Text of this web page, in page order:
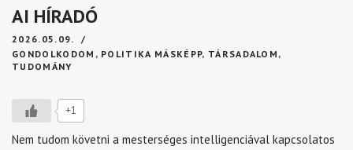
AI HÍRADÓ
2026.05.09.
GONDOLKODOM , POLITIKA MÁSKÉPP, TÁRSADALOM ,
TUDOMÁNY
+1
Nem tudom követni a mesterséges intelligenciával kapcsolatos